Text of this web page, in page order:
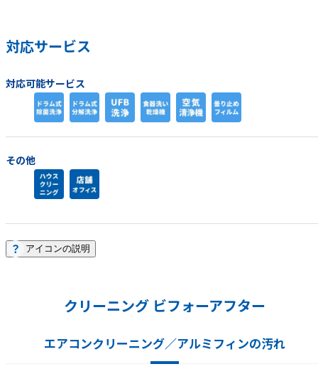
対応サービス
対応可能サービス
その他
アイコンの説明
クリーニング ビフォーアフター
エアコンクリーニング／アルミフィンの汚れ